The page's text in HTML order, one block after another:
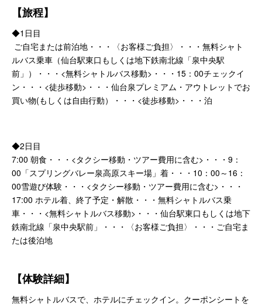
【旅程】
◆1日目
ご自宅または前泊地・・・〈お客様ご負担〉・・・無料シャト
ルバス乗車（仙台駅東口もしくは地下鉄南北線「泉中央駅
前」）・・・<無料シャトルバス移動>・・・15：00チェックイ
ン・・・<徒歩移動>・・・仙台泉プレミアム・アウトレットでお
買い物(もしくは自由行動）・・・<徒歩移動>・・・泊
◆2日目
7:00 朝食・・・<タクシー移動・ツアー費用に含む>・・・9：
00「スプリングバレー泉高原スキー場」着・・・10：00～16：
00雪遊び体験・・・<タクシー移動・ツアー費用に含む>・・・
17:00 ホテル着、終了予定・解散・・・無料シャトルバス乗
車・・・<無料シャトルバス移動>・・・仙台駅東口もしくは地下
鉄南北線「泉中央駅前」・・・〈お客様ご負担〉・・・ご自宅ま
たは後泊地
【体験詳細】
無料シャトルバスで、ホテルにチェックイン。クーポンシートを